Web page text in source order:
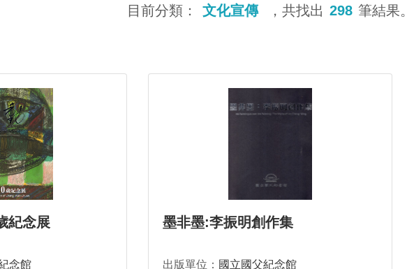
目前分類： 文化宣傳 ，共找出 298 筆結果。
紀念展
念館
墨非墨:李振明創作集
出版單位： 國立國父紀念館